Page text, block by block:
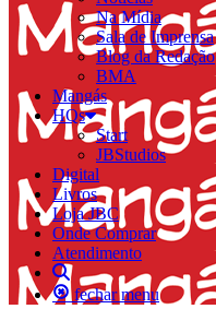
Na Mídia
Sala de Imprensa
Blog da Redação
BMA
Mangás
HQs
Start
JBStudios
Digital
Livros
Loja JBC
Onde Comprar
Atendimento
fechar menu